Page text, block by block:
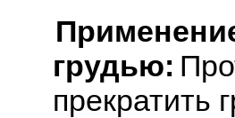
грудью:
прекратить